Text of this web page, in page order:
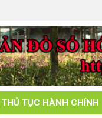
THỦ TỤC HÀNH CHÍNH